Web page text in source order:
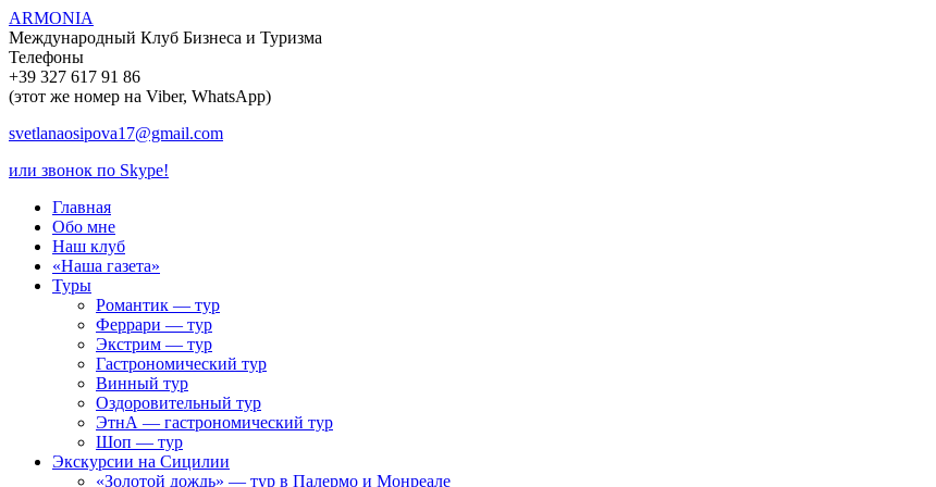
ARMONIA
Международный Клуб Бизнеса и Туризма
Телефоны
+39 327 617 91 86
(этот же номер на Viber, WhatsApp)
svetlanaosipova17@gmail.com
или звонок по Skype!
Главная
Обо мне
Наш клуб
«Наша газета»
Туры
Романтик — тур
Феррари — тур
Экстрим — тур
Гастрономический тур
Винный тур
Оздоровительный тур
ЭтнА — гастрономический тур
Шоп — тур
Экскурсии на Сицилии
«Золотой дождь» — тур в Палермо и Монреале